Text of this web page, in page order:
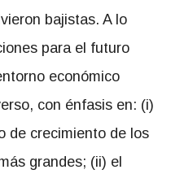
bajistas. A lo
para el futuro
económico
con énfasis en: (i)
de crecimiento de los
grandes; (ii) el